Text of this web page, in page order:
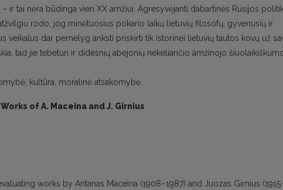
ir tai nėra būdinga vien XX amžiui. Agresyvėjanti dabartinės Rusijos
rodo, jog minėtuosius pokario laikų lietuvių filosofų, gyvenusių ir
veikalus dar pernelyg anksti priskirti tik istorinei lietuvių tautos kovų už
tad jie tebeturi ir didesnių abejonių nekeliančio amžinojo
kultūra, moralinė atsakomybė.
of A. Maceina and J. Girnius
works by Antanas Maceina (1908–1987) and Juozas Girnius